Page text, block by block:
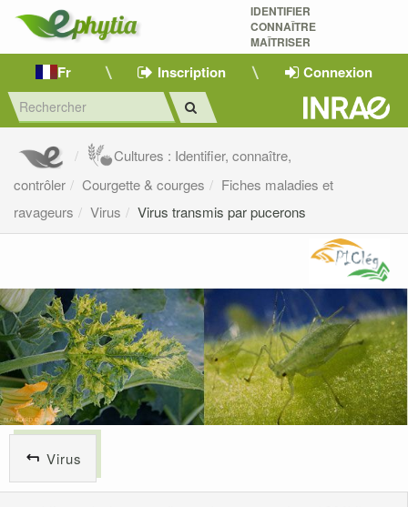
IDENTIFIER
CONNAÎTRE
MAÎTRISER
Fr Inscription Connexion
Cultures : Identifier, connaître,
contrôler
Courgette & courges
Fiches maladies et
ravageurs
Virus Virus transmis par pucerons
Virus